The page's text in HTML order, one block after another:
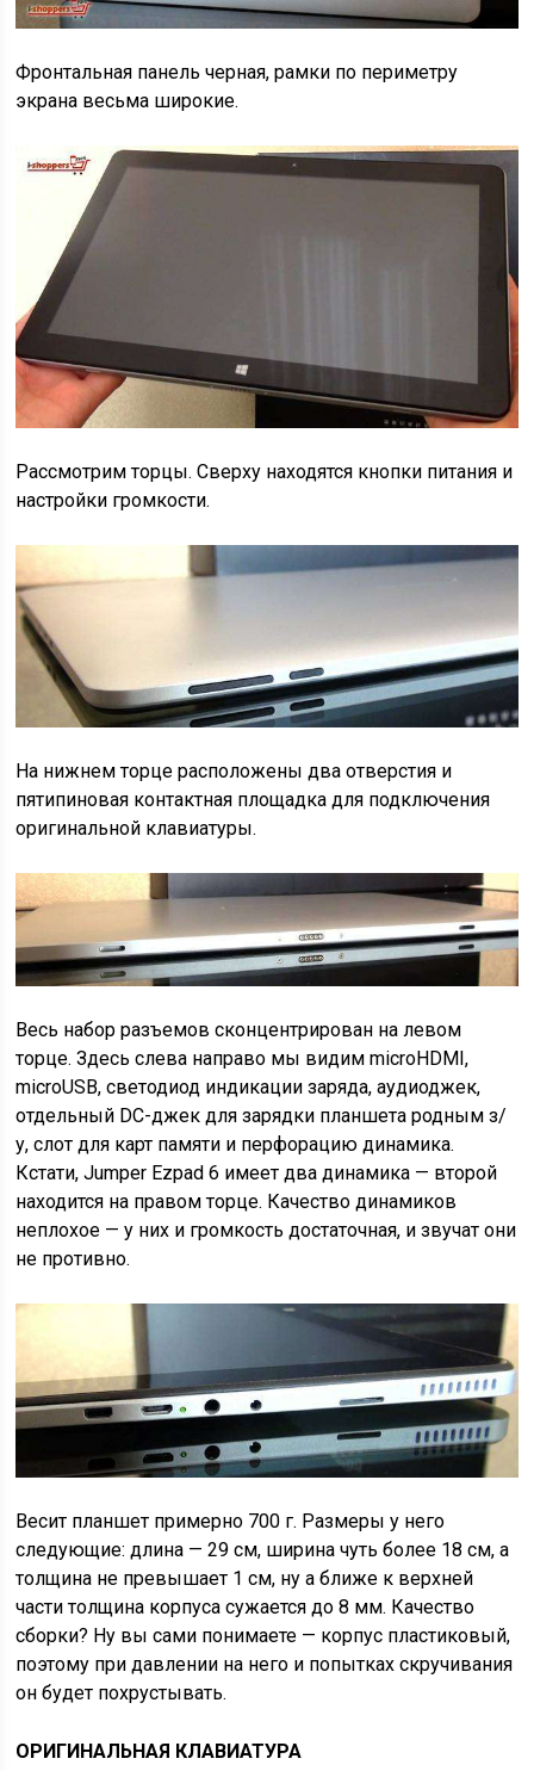
Фронтальная панель черная, рамки по периметру
экрана весьма широкие.
Рассмотрим торцы. Сверху находятся кнопки питания и
настройки громкости.
На нижнем торце расположены два отверстия и
пятипиновая контактная площадка для подключения
оригинальной клавиатуры.
Весь набор разъемов сконцентрирован на левом
торце. Здесь слева направо мы видим microHDMI,
microUSB, светодиод индикации заряда, аудиоджек,
отдельный DC-джек для зарядки планшета родным з/
у, слот для карт памяти и перфорацию динамика.
Кстати, Jumper Ezpad 6 имеет два динамика — второй
находится на правом торце. Качество динамиков
неплохое — у них и громкость достаточная, и звучат они
не противно.
Весит планшет примерно 700 г. Размеры у него
следующие: длина — 29 см, ширина чуть более 18 см, а
толщина не превышает 1 см, ну а ближе к верхней
части толщина корпуса сужается до 8 мм. Качество
сборки? Ну вы сами понимаете — корпус пластиковый,
поэтому при давлении на него и попытках скручивания
он будет похрустывать.
ОРИГИНАЛЬНАЯ КЛАВИАТУРА